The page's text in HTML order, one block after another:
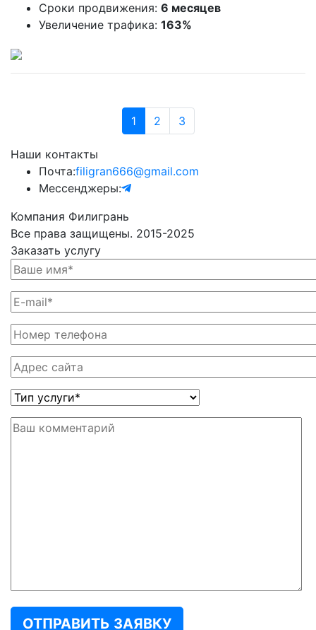
Сроки продвижения: 6 месяцев
Увеличение трафика: 163%
1 2 3
Наши контакты
Почта:filigran666@gmail.com
Мессенджеры:
Компания Филигрань
Все права защищены. 2015-2025
Заказать услугу
ОТПРАВИТЬ ЗАЯВКУ